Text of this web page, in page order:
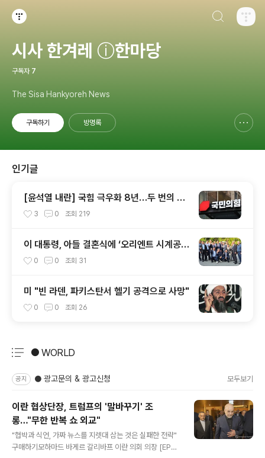
시사 한겨레 ⓘ한마당
구독자 7
The Sisa Hankyoreh News
구독하기 방명록
인기글
[윤석열 내란] 국힘 극우화 8년…두 번의 총
선 참패와 윤석열이 ‘폭주 기폭제’
3 0 조회 219
이 대통령, 아들 결혼식에 ‘오리엔트 시계공장
동료’ 초대
0 0 조회 31
미 "빈 라덴, 파키스탄서 헬기 공격으로 사망"
0 0 조회 26
● WORLD
공지 ● 광고문의 & 광고신청 모두보기
이란 협상단장, 트럼프의 '말바꾸기' 조
롱…"무한 반복 쇼 외교"
"협박과 식언, 가짜 뉴스를 지렛대 삼는 것은 실패한 전략"
구매하기모하마드 바게르 갈리바프 이란 의회 의장 [EPA